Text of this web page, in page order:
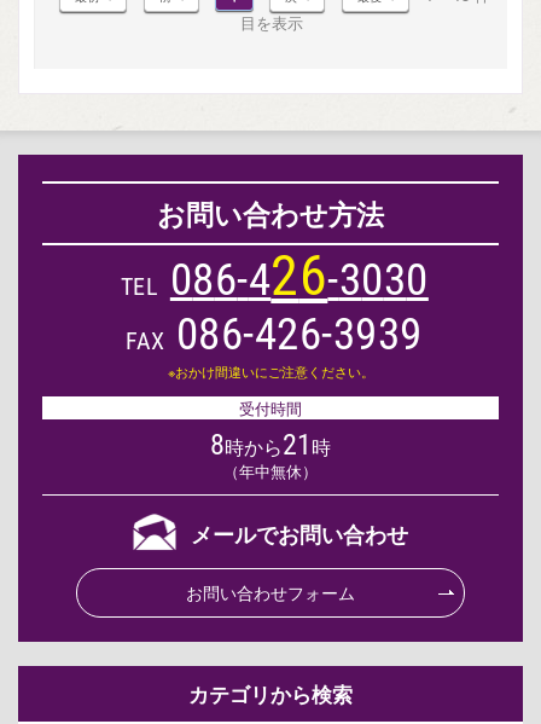
目を表示
お問い合わせ方法
TEL 086-426-3030
FAX 086-426-3939
※おかけ間違いにご注意ください。
受付時間
8時から21 時
（年中無休）
メールでお問い合わせ
お問い合わせフォーム
カテゴリから検索